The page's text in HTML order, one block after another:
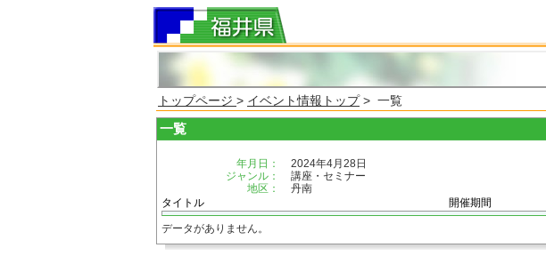
トップページ > イベント情報トップ> 一覧
一覧
年月日：
2024年4月28日
ジャンル：
講座・セミナー
地区：
丹南
タイトル
開催期間
データがありません。